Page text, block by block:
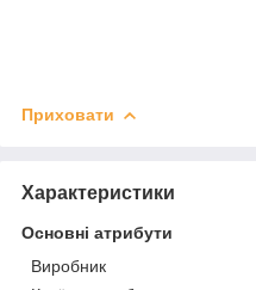
Приховати
Характеристики
Основні атрибути
Виробник